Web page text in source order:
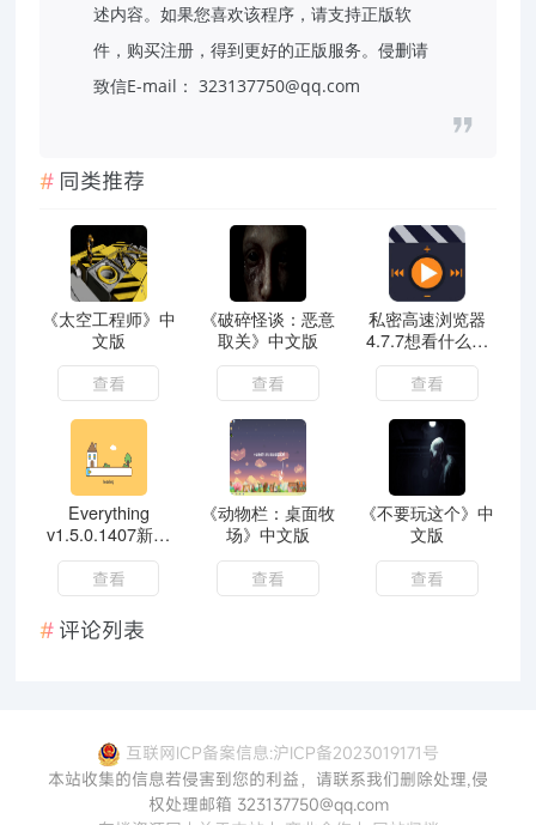
述内容。如果您喜欢该程序，请支持正版软
件，购买注册，得到更好的正版服务。侵删请
致信E-mail： 323137750@qq.com
同类推荐
《太空工程师》中
文版
查看
《破碎怪谈：恶意
取关》中文版
查看
私密高速浏览器
4.7.7想看什么搜
什么
查看
Everything
v1.5.0.1407新汉
化绿色版
查看
《动物栏：桌面牧
场》中文版
查看
《不要玩这个》中
文版
查看
评论列表
互联网ICP备案信息:沪ICP备2023019171号
本站收集的信息若侵害到您的利益，请联系我们删除处理,侵
权处理邮箱 323137750@qq.com